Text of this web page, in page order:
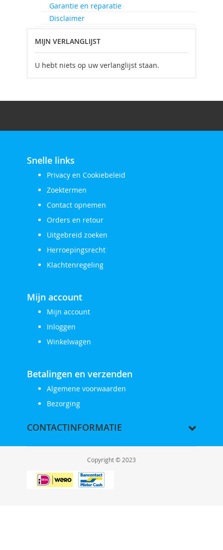
Garantie en reparatie
Disclaimer
MIJN VERLANGLIJST
U hebt niets op uw verlanglijst staan.
Snelle links
Privacy en Cookiebeleid
Zoektermen
Contact opnemen
Orders en retour
Uitgebreid zoeken
Herroepingsrecht
Klachtenregeling
Mijn account
Mijn account
Inloggen
Winkelwagen
Betalingen en verzenden
Algemene voorwaarden
Bezorging
CONTACTINFORMATIE
Copyright © 2023